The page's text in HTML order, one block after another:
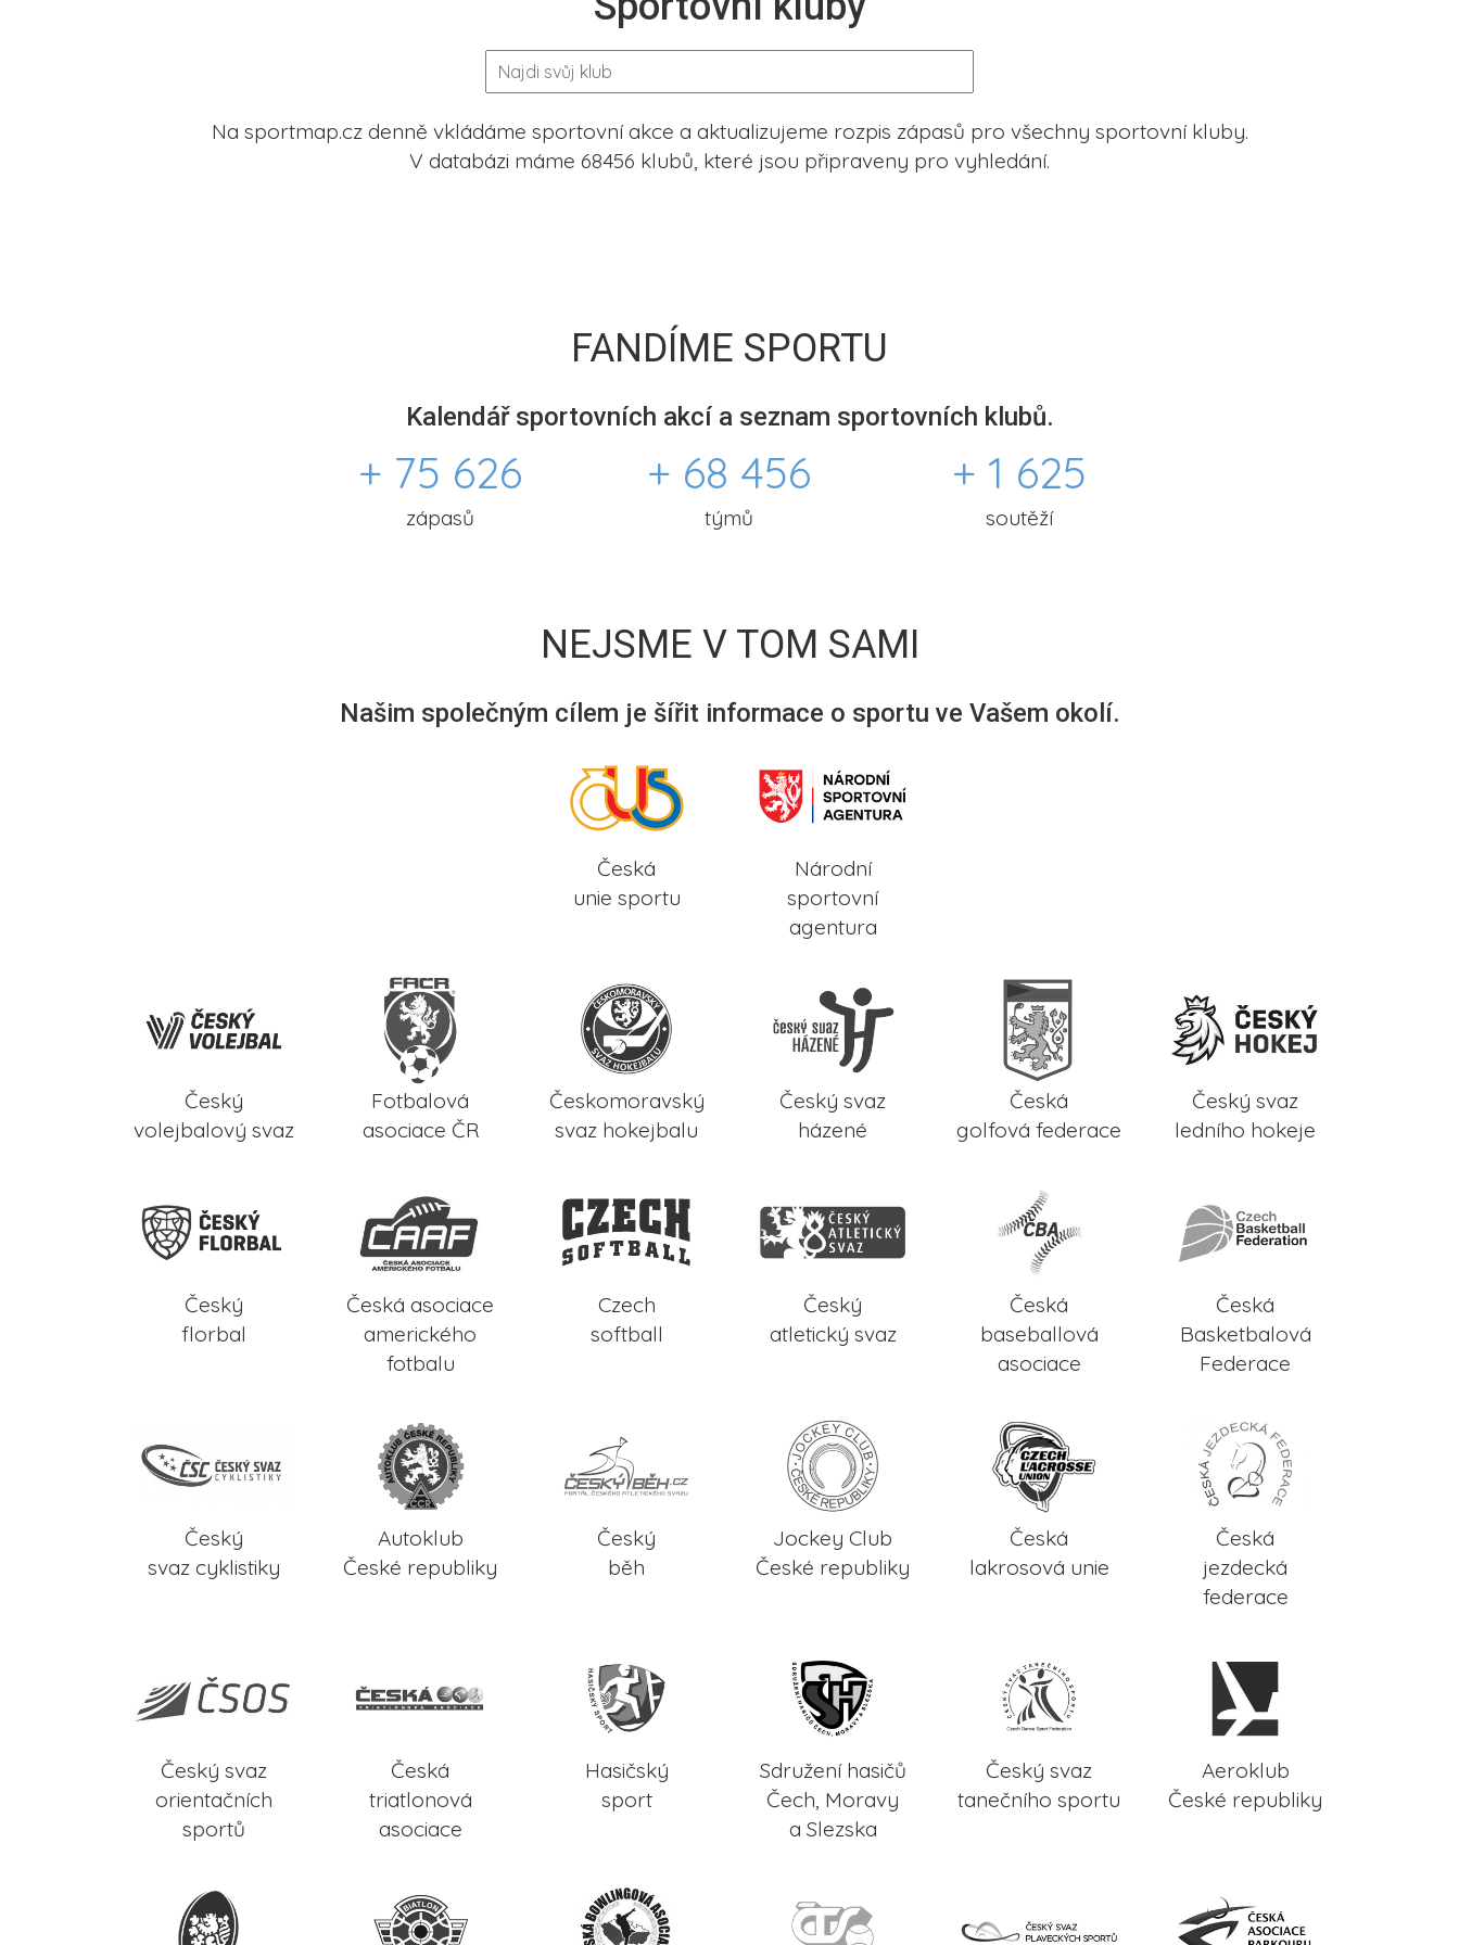
Na sportmap.cz denně vkládáme sportovní akce a aktualizujeme rozpis zápasů pro všechny sportovní kluby.
V databázi máme 68456 klubů, které jsou připraveny pro vyhledání.
FANDÍME SPORTU
Kalendář sportovních akcí a seznam sportovních klubů.
+ 75 626
zápasů
+ 68 456
týmů
+ 1 625
soutěží
NEJSME V TOM SAMI
Našim společným cílem je šířit informace o sportu ve Vašem okolí.
Česká
unie sportu
Národní
sportovní
agentura
Český
volejbalový svaz
Fotbalová
asociace ČR
Českomoravský
svaz hokejbalu
Český svaz
házené
Česká
golfová federace
Český svaz
ledního hokeje
Český
florbal
Česká asociace
amerického
fotbalu
Czech
softball
Český
atletický svaz
Česká
baseballová
asociace
Česká
Basketbalová
Federace
Český
svaz cyklistiky
Autoklub
České republiky
Český
běh
Jockey Club
České republiky
Česká
lakrosová unie
Česká
jezdecká
federace
Český svaz
orientačních
sportů
Česká
triatlonová
asociace
Hasičský
sport
Sdružení hasičů
Čech, Moravy
a Slezska
Český svaz
tanečního sportu
Aeroklub
České republiky